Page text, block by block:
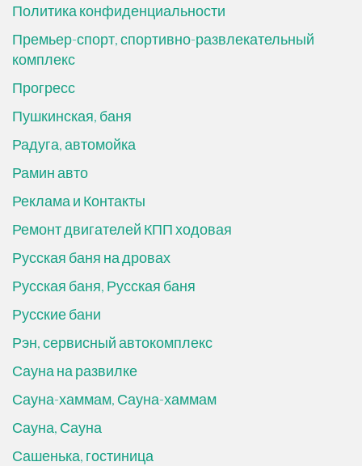
Политика конфиденциальности
Премьер-спорт, спортивно-развлекательный
комплекс
Прогресс
Пушкинская, баня
Радуга, автомойка
Рамин авто
Реклама и Контакты
Ремонт двигателей КПП ходовая
Русская баня на дровах
Русская баня, Русская баня
Русские бани
Рэн, сервисный автокомплекс
Сауна на развилке
Сауна-хаммам, Сауна-хаммам
Сауна, Сауна
Сашенька, гостиница